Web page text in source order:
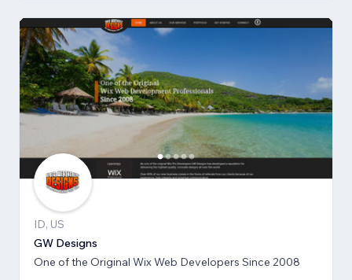
ID, US
GW Designs
One of the Original Wix Web Developers Since 2008